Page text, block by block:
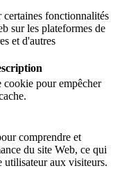
fonctionnalités
sur les plateformes de
et d'autres
pour empêcher
comprendre et
du site Web, ce qui
aux visiteurs.